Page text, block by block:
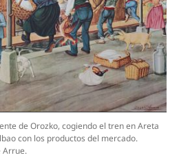
de Orozko, cogiendo el tren en Areta
con los productos del mercado.
Arrue.